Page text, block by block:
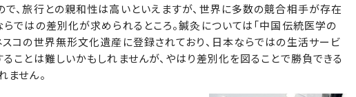
で、旅行との親和性は高いといえますが、世界に多数の競合相手が存在
らではの差別化が求められるところ。鍼灸については「中国伝統医学の
スコの世界無形文化遺産に登録されており、日本ならではの生活サービ
ることは難しいかもしれませんが、やはり差別化を図ることで勝負できる
ません。